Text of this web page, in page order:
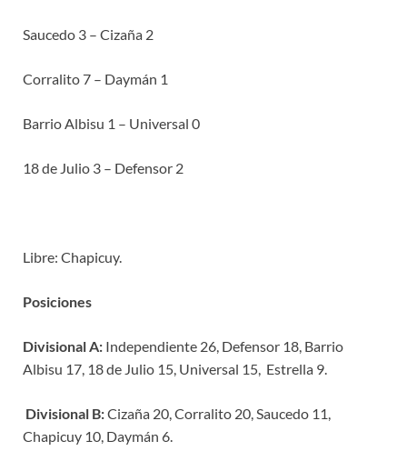
Saucedo 3 – Cizaña 2
Corralito 7 – Daymán 1
Barrio Albisu 1 – Universal 0
18 de Julio 3 – Defensor 2
Libre: Chapicuy.
Posiciones
Divisional A: Independiente 26, Defensor 18, Barrio
Albisu 17, 18 de Julio 15, Universal 15, Estrella 9.
Divisional B:Cizaña 20, Corralito 20, Saucedo 11,
Chapicuy 10, Daymán 6.